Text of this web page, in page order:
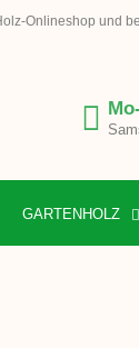
Onlineshop und
GARTENHOLZ